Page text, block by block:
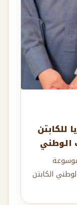
للكابتن
الوطني
موسوعة
الكابتن